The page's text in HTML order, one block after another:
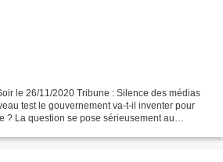
le 26/11/2020 Tribune : Silence des médias
test le gouvernement va-t-il inventer pour
? La question se pose sérieusement au